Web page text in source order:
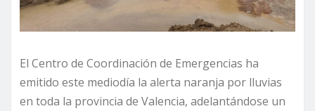
El Centro de Coordinación de Emergencias ha
emitido este mediodía la alerta naranja por lluvias
en toda la provincia de Valencia, adelantándose un